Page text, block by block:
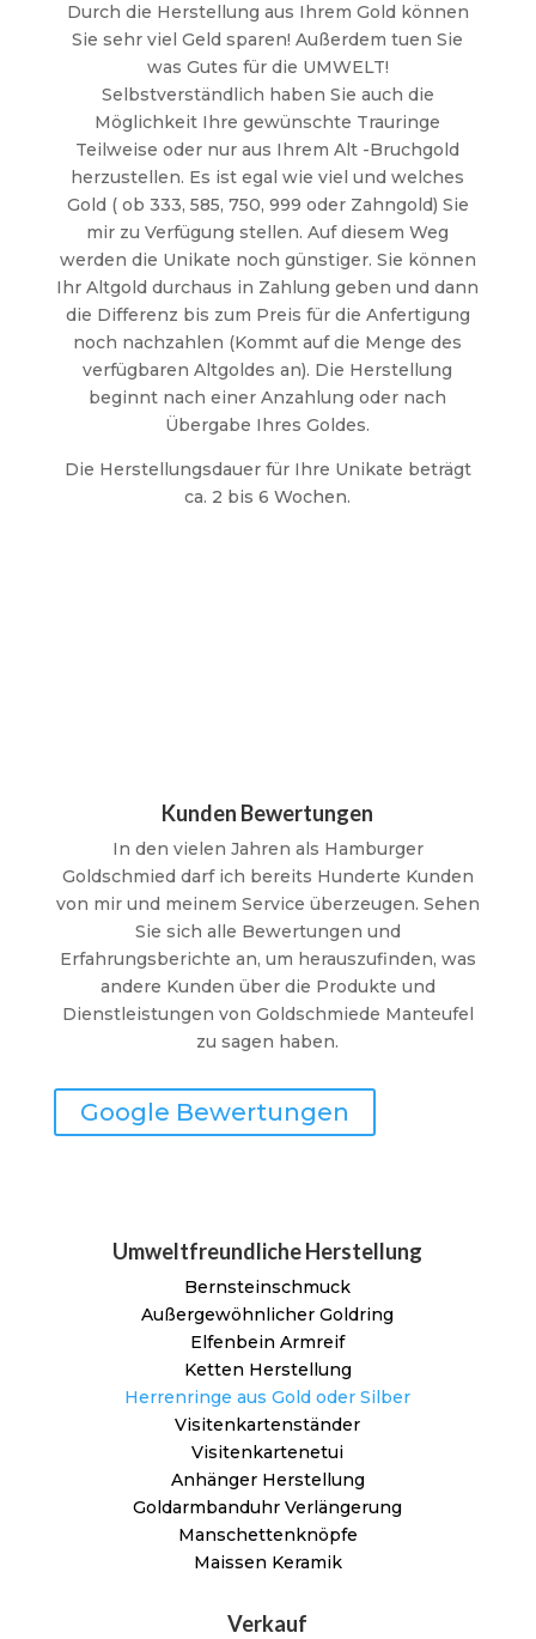
Durch die Herstellung aus Ihrem Gold können
Sie sehr viel Geld sparen! Außerdem tuen Sie
was Gutes für die UMWELT!
Selbstverständlich haben Sie auch die
Möglichkeit Ihre gewünschte Trauringe
Teilweise oder nur aus Ihrem Alt -Bruchgold
herzustellen. Es ist egal wie viel und welches
Gold ( ob 333, 585, 750, 999 oder Zahngold) Sie
mir zu Verfügung stellen. Auf diesem Weg
werden die Unikate noch günstiger. Sie können
Ihr Altgold durchaus in Zahlung geben und dann
die Differenz bis zum Preis für die Anfertigung
noch nachzahlen (Kommt auf die Menge des
verfügbaren Altgoldes an). Die Herstellung
beginnt nach einer Anzahlung oder nach
Übergabe Ihres Goldes.
Die Herstellungsdauer für Ihre Unikate beträgt
ca. 2 bis 6 Wochen.
Kunden Bewertungen
In den vielen Jahren als Hamburger
Goldschmied darf ich bereits Hunderte Kunden
von mir und meinem Service überzeugen. Sehen
Sie sich alle Bewertungen und
Erfahrungsberichte an, um herauszufinden, was
andere Kunden über die Produkte und
Dienstleistungen von Goldschmiede Manteufel
zu sagen haben.
Google Bewertungen
Umweltfreundliche Herstellung
Bernsteinschmuck
Außergewöhnlicher Goldring
Elfenbein Armreif
Ketten Herstellung
Herrenringe aus Gold oder Silber
Visitenkartenständer
Visitenkartenetui
Anhänger Herstellung
Goldarmbanduhr Verlängerung
Manschettenknöpfe
Maissen Keramik
Verkauf